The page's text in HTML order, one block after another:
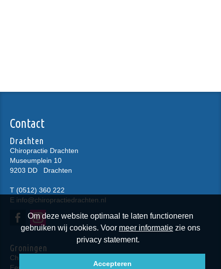
Om deze website optimaal te laten functioneren
gebruiken wij cookies. Voor meer informatie zie ons
privacy statement.
Accepteren
Contact
Drachten
Chiropractie Drachten
Museumplein 10
9203 DD
Drachten
T (0512) 360 222
E info@chiropractiedrachten.nl
Groningen
Chiropractie Groningen